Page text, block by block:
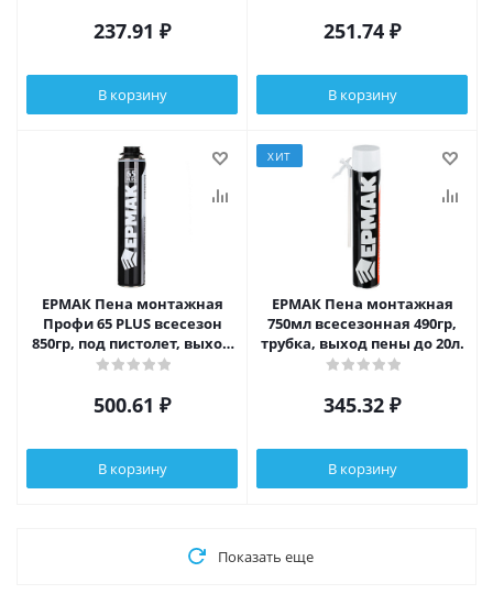
237.91 ₽
В корзину
251.74 ₽
В корзину
ЕРМАК Пена монтажная
Профи 65 PLUS всесезон
850гр, под пистолет, выход
пены до 50л.
500.61 ₽
В корзину
ХИТ
ЕРМАК Пена монтажная
750мл всесезонная 490гр,
трубка, выход пены до 20л.
345.32 ₽
В корзину
Показать еще